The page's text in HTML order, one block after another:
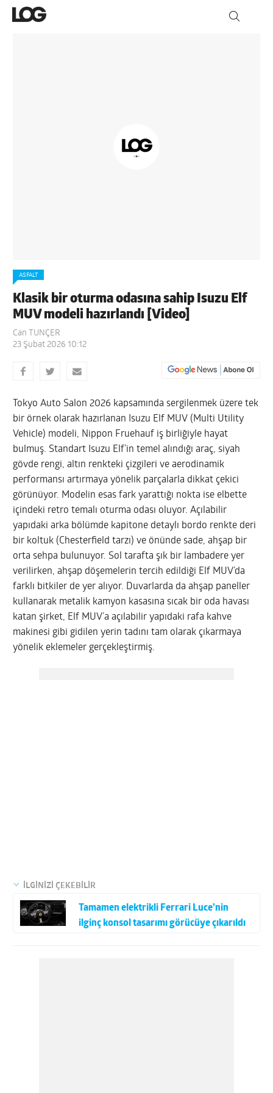
ASFALT
Klasik bir oturma odasına sahip Isuzu Elf
MUV modeli hazırlandı [Video]
Can TUNÇER
23 Şubat 2026 10:12
Tokyo Auto Salon 2026 kapsamında sergilenmek üzere tek
bir örnek olarak hazırlanan Isuzu Elf MUV (Multi Utility
Vehicle) modeli, Nippon Fruehauf iş birliğiyle hayat
bulmuş. Standart Isuzu Elf’in temel alındığı araç, siyah
gövde rengi, altın renkteki çizgileri ve aerodinamik
performansı artırmaya yönelik parçalarla dikkat çekici
görünüyor. Modelin esas fark yarattığı nokta ise elbette
içindeki retro temalı oturma odası oluyor. Açılabilir
yapıdaki arka bölümde kapitone detaylı bordo renkte deri
bir koltuk (Chesterfield tarzı) ve önünde sade, ahşap bir
orta sehpa bulunuyor. Sol tarafta şık bir lambadere yer
verilirken, ahşap döşemelerin tercih edildiği Elf MUV’da
farklı bitkiler de yer alıyor. Duvarlarda da ahşap paneller
kullanarak metalik kamyon kasasına sıcak bir oda havası
katan şirket, Elf MUV’a açılabilir yapıdaki rafa kahve
makinesi gibi gidilen yerin tadını tam olarak çıkarmaya
yönelik eklemeler gerçekleştirmiş.
İLGİNİZİ ÇEKEBİLİR
Tamamen elektrikli Ferrari Luce’nin
ilginç konsol tasarımı görücüye çıkarıldı